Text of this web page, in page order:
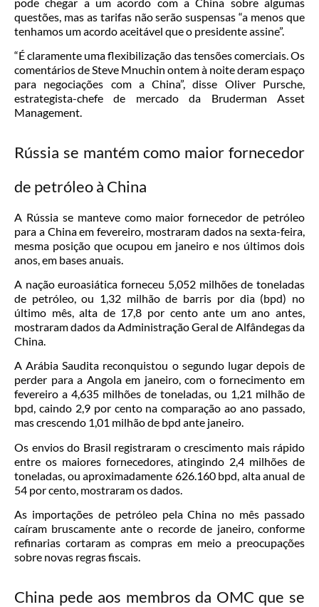
questões, mas as tarifas não serão suspensas “a menos que
tenhamos um acordo aceitável que o presidente assine”.
“É claramente uma flexibilização das tensões comerciais. Os
comentários de Steve Mnuchin ontem à noite deram espaço
para negociações com a China”, disse Oliver Pursche,
estrategista-chefe de mercado da Bruderman Asset
Management.
Rússia se mantém como maior fornecedor
de petróleo à China
A Rússia se manteve como maior fornecedor de petróleo
para a China em fevereiro, mostraram dados na sexta-feira,
mesma posição que ocupou em janeiro e nos últimos dois
anos, em bases anuais.
A nação euroasiática forneceu 5,052 milhões de toneladas
de petróleo, ou 1,32 milhão de barris por dia (bpd) no
último mês, alta de 17,8 por cento ante um ano antes,
mostraram dados da Administração Geral de Alfândegas da
China.
A Arábia Saudita reconquistou o segundo lugar depois de
perder para a Angola em janeiro, com o fornecimento em
fevereiro a 4,635 milhões de toneladas, ou 1,21 milhão de
bpd, caindo 2,9 por cento na comparação ao ano passado,
mas crescendo 1,01 milhão de bpd ante janeiro.
Os envios do Brasil registraram o crescimento mais rápido
entre os maiores fornecedores, atingindo 2,4 milhões de
toneladas, ou aproximadamente 626.160 bpd, alta anual de
54 por cento, mostraram os dados.
As importações de petróleo pela China no mês passado
caíram bruscamente ante o recorde de janeiro, conforme
refinarias cortaram as compras em meio a preocupações
sobre novas regras fiscais.
China pede aos membros da OMC que se